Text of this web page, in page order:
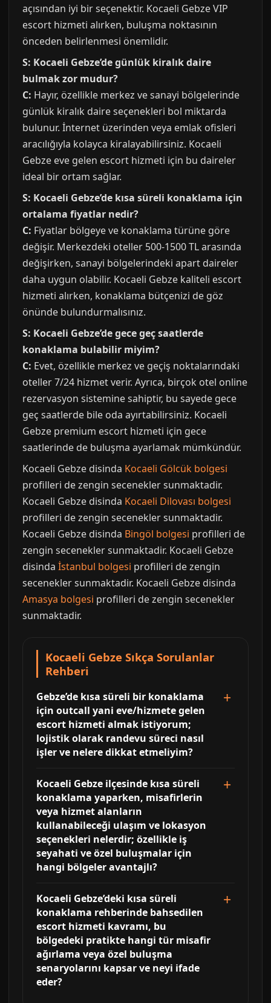
açısından iyi bir seçenektir. Kocaeli Gebze VIP
escort hizmeti alırken, buluşma noktasının
önceden belirlenmesi önemlidir.
S: Kocaeli Gebze’de günlük kiralık daire
bulmak zor mudur?
C: Hayır, özellikle merkez ve sanayi bölgelerinde
günlük kiralık daire seçenekleri bol miktarda
bulunur. İnternet üzerinden veya emlak ofisleri
aracılığıyla kolayca kiralayabilirsiniz. Kocaeli
Gebze eve gelen escort hizmeti için bu daireler
ideal bir ortam sağlar.
S: Kocaeli Gebze’de kısa süreli konaklama için
ortalama fiyatlar nedir?
C: Fiyatlar bölgeye ve konaklama türüne göre
değişir. Merkezdeki oteller 500-1500 TL arasında
değişirken, sanayi bölgelerindeki apart daireler
daha uygun olabilir. Kocaeli Gebze kaliteli escort
hizmeti alırken, konaklama bütçenizi de göz
önünde bulundurmalısınız.
S: Kocaeli Gebze’de gece geç saatlerde
konaklama bulabilir miyim?
C: Evet, özellikle merkez ve geçiş noktalarındaki
oteller 7/24 hizmet verir. Ayrıca, birçok otel online
rezervasyon sistemine sahiptir, bu sayede gece
geç saatlerde bile oda ayırtabilirsiniz. Kocaeli
Gebze premium escort hizmeti için gece
saatlerinde de buluşma ayarlamak mümkündür.
Kocaeli Gebze disinda Kocaeli Gölcük bolgesi
profilleri de zengin secenekler sunmaktadir.
Kocaeli Gebze disinda Kocaeli Dilovası bolgesi
profilleri de zengin secenekler sunmaktadir.
Kocaeli Gebze disinda Bingöl bolgesi profilleri de
zengin secenekler sunmaktadir. Kocaeli Gebze
disinda İstanbul bolgesi profilleri de zengin
secenekler sunmaktadir. Kocaeli Gebze disinda
Amasya bolgesi profilleri de zengin secenekler
sunmaktadir.
Kocaeli Gebze Sıkça Sorulanlar
Rehberi
Gebze’de kısa süreli bir konaklama
için outcall yani eve/hizmete gelen
escort hizmeti almak istiyorum;
lojistik olarak randevu süreci nasıl
işler ve nelere dikkat etmeliyim?
Kocaeli Gebze ilçesinde kısa süreli
konaklama yaparken, misafirlerin
veya hizmet alanların
kullanabileceği ulaşım ve lokasyon
seçenekleri nelerdir; özellikle iş
seyahati ve özel buluşmalar için
hangi bölgeler avantajlı?
Kocaeli Gebze’deki kısa süreli
konaklama rehberinde bahsedilen
escort hizmeti kavramı, bu
bölgedeki pratikte hangi tür misafir
ağırlama veya özel buluşma
senaryolarını kapsar ve neyi ifade
eder?